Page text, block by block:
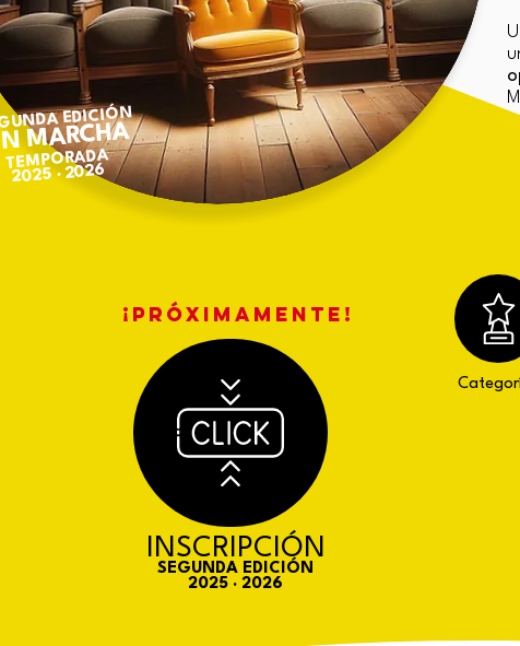
EDICIÓN
MARCHA
2025 · 2026
TEMPORADA
¡PRÓXIMAMENTE!
INSCRIPCIÓN
SEGUNDA EDICIÓN
2025 · 2026